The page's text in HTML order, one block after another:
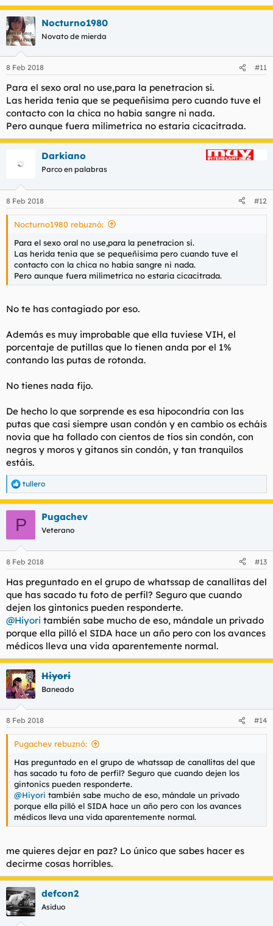
Nocturno1980
Novato de mierda
8 Feb 2018 #11
Para el sexo oral no use,para la penetracion si.
Las herida tenia que se pequeñisima pero cuando tuve el
contacto con la chica no habia sangre ni nada.
Pero aunque fuera milimetrica no estaria cicacitrada.
Darkiano
Parco en palabras
8 Feb 2018 #12
Nocturno1980 rebuznó:
Para el sexo oral no use,para la penetracion si.
Las herida tenia que se pequeñisima pero cuando tuve el
contacto con la chica no habia sangre ni nada.
Pero aunque fuera milimetrica no estaria cicacitrada.
No te has contagiado por eso.
Además es muy improbable que ella tuviese VIH, el
porcentaje de putillas que lo tienen anda por el 1%
contando las putas de rotonda.
No tienes nada fijo.
De hecho lo que sorprende es esa hipocondría con las
putas que casi siempre usan condón y en cambio os echáis
novia que ha follado con cientos de tíos sin condón, con
negros y moros y gitanos sin condón, y tan tranquilos
estáis.
R
e
a
e
:
tullero
P Pugachev
Veterano
8 Feb 2018 #13
Has preguntado en el grupo de whatssap de canallitas del
que has sacado tu foto de perfil? Seguro que cuando
dejen los gintonics pueden responderte.
@Hiyori también sabe mucho de eso, mándale un privado
porque ella pilló el SIDA hace un año pero con los avances
médicos lleva una vida aparentemente normal.
Hiyori
Baneado
8 Feb 2018 #14
Pugachev rebuznó:
Has preguntado en el grupo de whatssap de canallitas del que
has sacado tu foto de perfil? Seguro que cuando dejen los
gintonics pueden responderte.
@Hiyori también sabe mucho de eso, mándale un privado
porque ella pilló el SIDA hace un año pero con los avances
médicos lleva una vida aparentemente normal.
me quieres dejar en paz? Lo único que sabes hacer es
decirme cosas horribles.
defcon2
Asiduo